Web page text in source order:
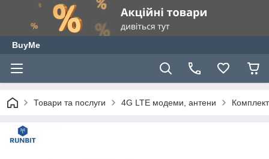
BuyMe
Товари та послуги 4G LTE модеми, антени